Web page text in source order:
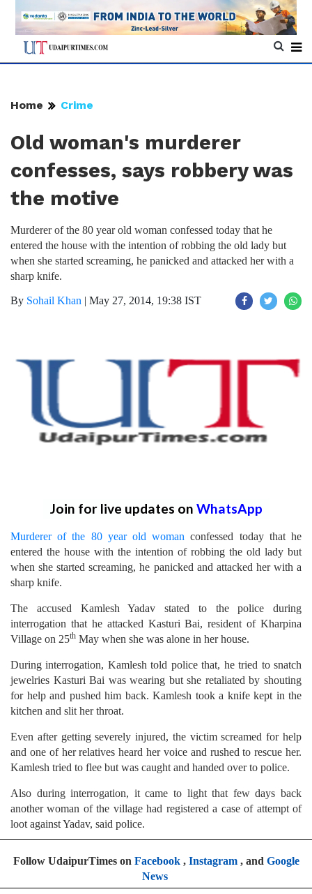
Home Crime
Old woman's murderer
confesses, says robbery was
the motive
Murderer of the 80 year old woman confessed today that he
entered the house with the intention of robbing the old lady but
when she started screaming, he panicked and attacked her with a
sharp knife.
By Sohail Khan | May 27, 2014, 19:38 IST
Join for live updates on WhatsApp
Murderer of the 80 year old woman confessed today that he
entered the house with the intention of robbing the old lady but
when she started screaming, he panicked and attacked her with a
sharp knife.
The accused Kamlesh Yadav stated to the police during
interrogation that he attacked Kasturi Bai, resident of Kharpina
Village on 25th May when she was alone in her house.
During interrogation, Kamlesh told police that, he tried to snatch
jewelries Kasturi Bai was wearing but she retaliated by shouting
for help and pushed him back. Kamlesh took a knife kept in the
kitchen and slit her throat.
Even after getting severely injured, the victim screamed for help
and one of her relatives heard her voice and rushed to rescue her.
Kamlesh tried to flee but was caught and handed over to police.
Also during interrogation, it came to light that few days back
another woman of the village had registered a case of attempt of
loot against Yadav, said police.
Follow UdaipurTimes on Facebook, Instagram, and Google
News